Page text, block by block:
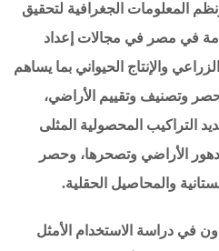
المعلومات الجغرافية لتحقيق
في مصر في مجالات إعداد
والإنتاج الحيواني بما يساهم
وتصنيف وتقييم الأراضي،
التراكيب المحصولية المثلى
الأراضي وتصحرها، وحصر
والمحاصيل الحقلية.
في دراسة الاستخدام الأمثل